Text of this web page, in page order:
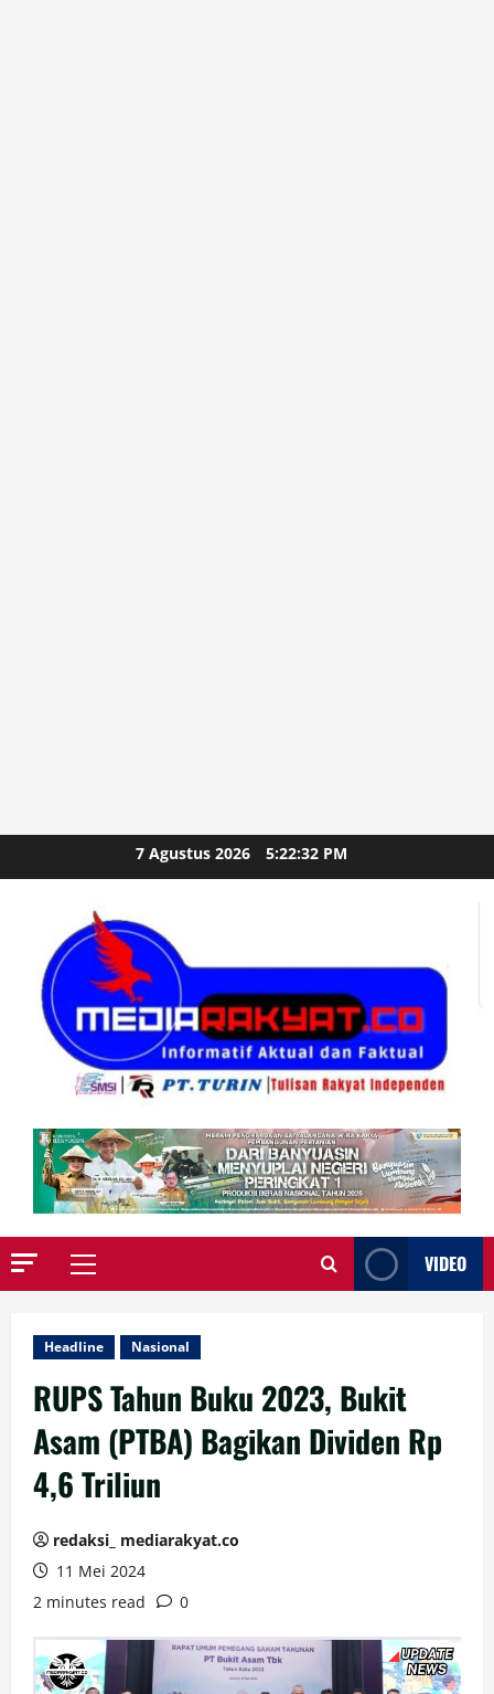
to
7 Agustus 2026 5:22:34 PM
Primary
VIDEO
Headline Nasional
RUPS Tahun Buku 2023, Bukit
Asam (PTBA) Bagikan Dividen Rp
4,6 Triliun
redaksi_ mediarakyat.co
11 Mei 2024
2 minutes read
0